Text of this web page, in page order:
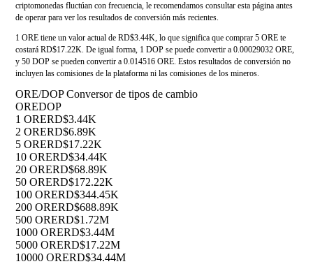
criptomonedas fluctúan con frecuencia, le recomendamos consultar esta página antes
de operar para ver los resultados de conversión más recientes.
1 ORE tiene un valor actual de RD$3.44K, lo que significa que comprar 5 ORE te
costará RD$17.22K. De igual forma, 1 DOP se puede convertir a 0.00029032 ORE,
y 50 DOP se pueden convertir a 0.014516 ORE. Estos resultados de conversión no
incluyen las comisiones de la plataforma ni las comisiones de los mineros.
ORE/DOP Conversor de tipos de cambio
OREDOP
1 ORERD$3.44K
2 ORERD$6.89K
5 ORERD$17.22K
10 ORERD$34.44K
20 ORERD$68.89K
50 ORERD$172.22K
100 ORERD$344.45K
200 ORERD$688.89K
500 ORERD$1.72M
1000 ORERD$3.44M
5000 ORERD$17.22M
10000 ORERD$34.44M